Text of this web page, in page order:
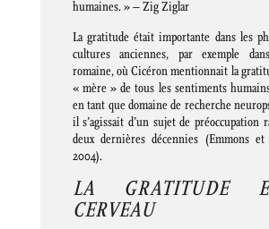
humaines. » – Zig Ziglar
La gratitude était importante dans les
cultures anciennes, par exemple
romaine, où Cicéron mentionnait la
« mère » de tous les sentiments
en tant que domaine de recherche
il s’agissait d’un sujet de préoccupation
deux dernières décennies (Emmons et
2004).
LA GRATITUDE
CERVEAU